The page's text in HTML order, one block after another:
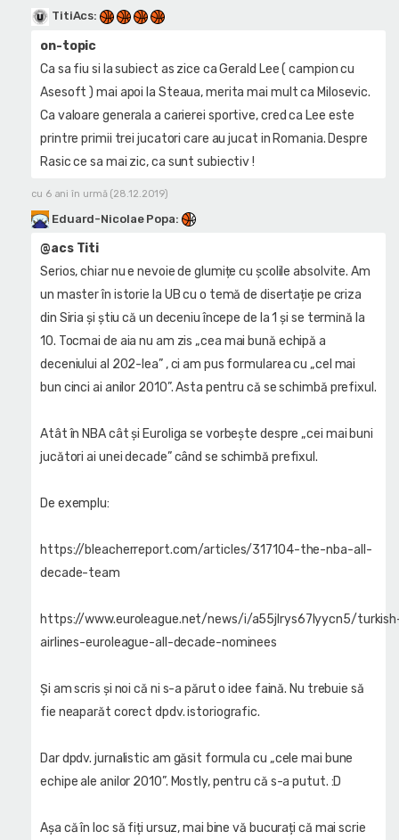
TitiAcs:
on-topic
Ca sa fiu si la subiect as zice ca Gerald Lee ( campion cu
Asesoft ) mai apoi la Steaua, merita mai mult ca Milosevic.
Ca valoare generala a carierei sportive, cred ca Lee este
printre primii trei jucatori care au jucat in Romania. Despre
Rasic ce sa mai zic, ca sunt subiectiv !
cu 6 ani în urmă (28.12.2019)
Eduard-Nicolae Popa:
@acs Titi
Serios, chiar nu e nevoie de glumițe cu școlile absolvite. Am
un master în istorie la UB cu o temă de disertație pe criza
din Siria și știu că un deceniu începe de la 1 și se termină la
10. Tocmai de aia nu am zis „cea mai bună echipă a
deceniului al 202-lea” , ci am pus formularea cu „cel mai
bun cinci ai anilor 2010”. Asta pentru că se schimbă prefixul.
Atât în NBA cât și Euroliga se vorbește despre „cei mai buni
jucători ai unei decade” când se schimbă prefixul.
De exemplu:
https://bleacherreport.com/articles/317104-the-nba-all-
decade-team
https://www.euroleague.net/news/i/a55jlrys67lyycn5/
airlines-euroleague-all-decade-nominees
Și am scris și noi că ni s-a părut o idee faină. Nu trebuie să
fie neaparăt corect dpdv. istoriografic.
Dar dpdv. jurnalistic am găsit formula cu „cele mai bune
echipe ale anilor 2010”. Mostly, pentru că s-a putut. :D
Așa că în loc să fiți ursuz, mai bine vă bucurați că mai scrie